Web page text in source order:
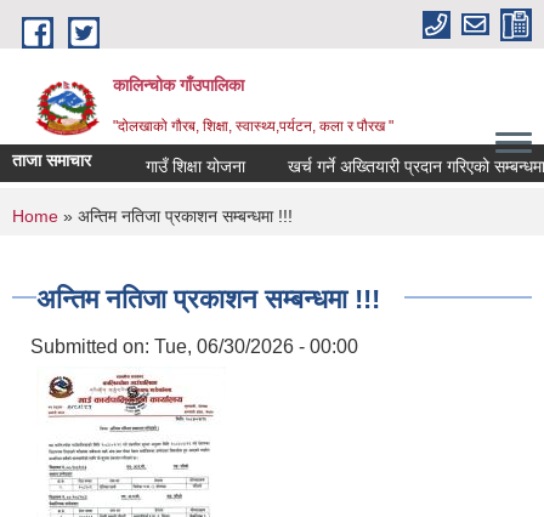
Skip to main content
कालिन्चोक गाँउपालिका
"दोलखाको गौरब, शिक्षा, स्वास्थ्य,पर्यटन, कला र पौरख "
ताजा समाचार गाउँ शिक्षा योजना खर्च गर्ने अख्तियारी प्रदान गरिएको सम्बन्धमा।
You are here
Home » अन्तिम नतिजा प्रकाशन सम्बन्धमा !!!
अन्तिम नतिजा प्रकाशन सम्बन्धमा !!!
Submitted on: Tue, 06/30/2026 - 00:00